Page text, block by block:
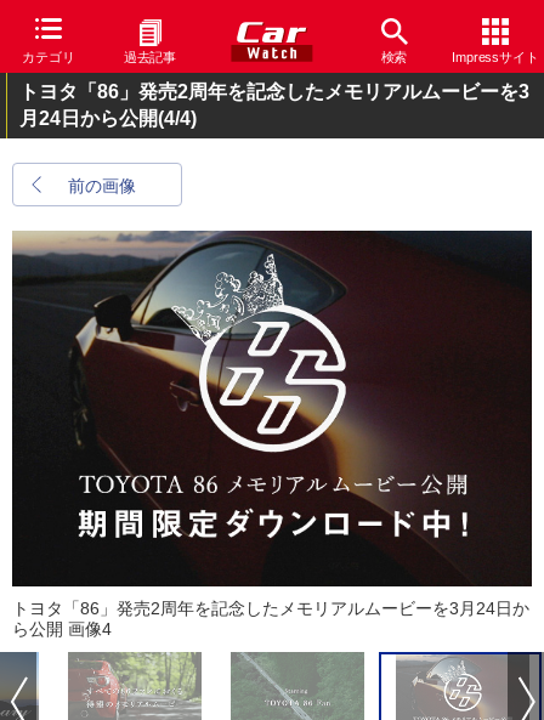
カテゴリ 過去記事 検索 Impressサイト
トヨタ「86」発売2周年を記念したメモリアルムービーを3
月24日から公開(4/4)
前の画像
トヨタ「86」発売2周年を記念したメモリアルムービーを3月24日か
ら公開 画像4